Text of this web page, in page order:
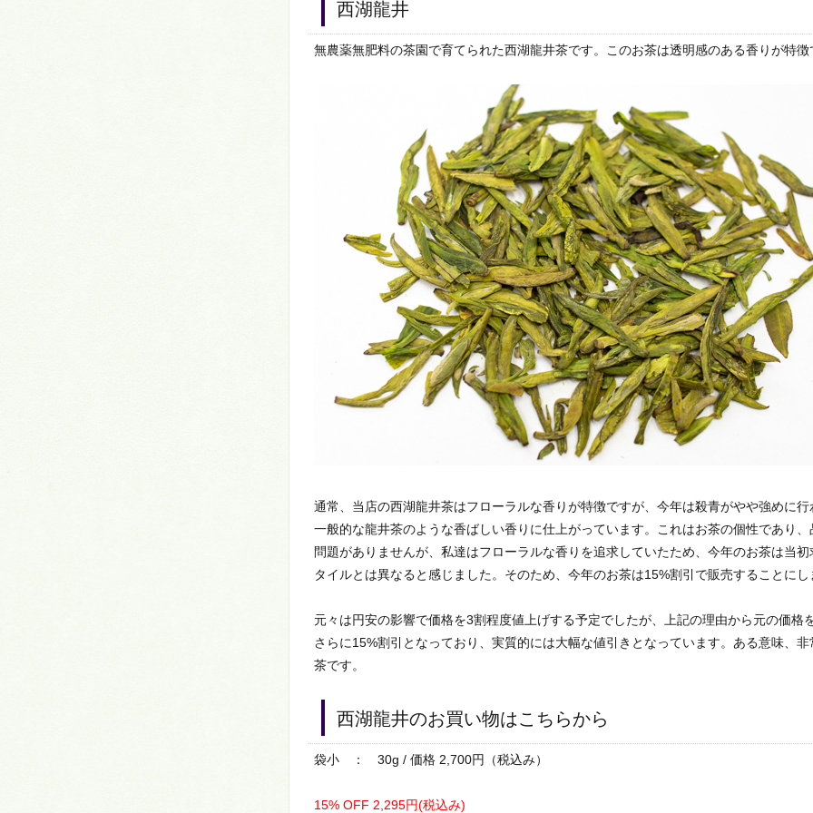
西湖龍井
無農薬無肥料の茶園で育てられた西湖龍井茶です。このお茶は透明感のある香りが特徴
通常、当店の西湖龍井茶はフローラルな香りが特徴ですが、今年は殺青がやや強めに
一般的な龍井茶のような香ばしい香りに仕上がっています。これはお茶の個性であり
問題がありませんが、私達はフローラルな香りを追求していたため、今年のお茶は当
タイルとは異なると感じました。そのため、今年のお茶は15%割引で販売することにし
元々は円安の影響で価格を3割程度値上げする予定でしたが、上記の理由から元の価格
さらに15%割引となっており、実質的には大幅な値引きとなっています。ある意味、
茶です。
西湖龍井のお買い物はこちらから
袋小 ： 30g / 価格 2,700円（税込み）
15% OFF 2,295円(税込み)